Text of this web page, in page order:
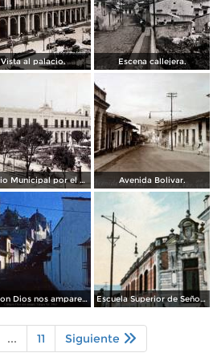
Vista al palacio. Escena callejera.
Palacio Municipal por el Fotógrafo Abel Briquet. Avenida Bolivar.
Callejon Dios nos ampare Xalapa Ver. 1963 Escuela Superior de Señoritas
... 11 Siguiente